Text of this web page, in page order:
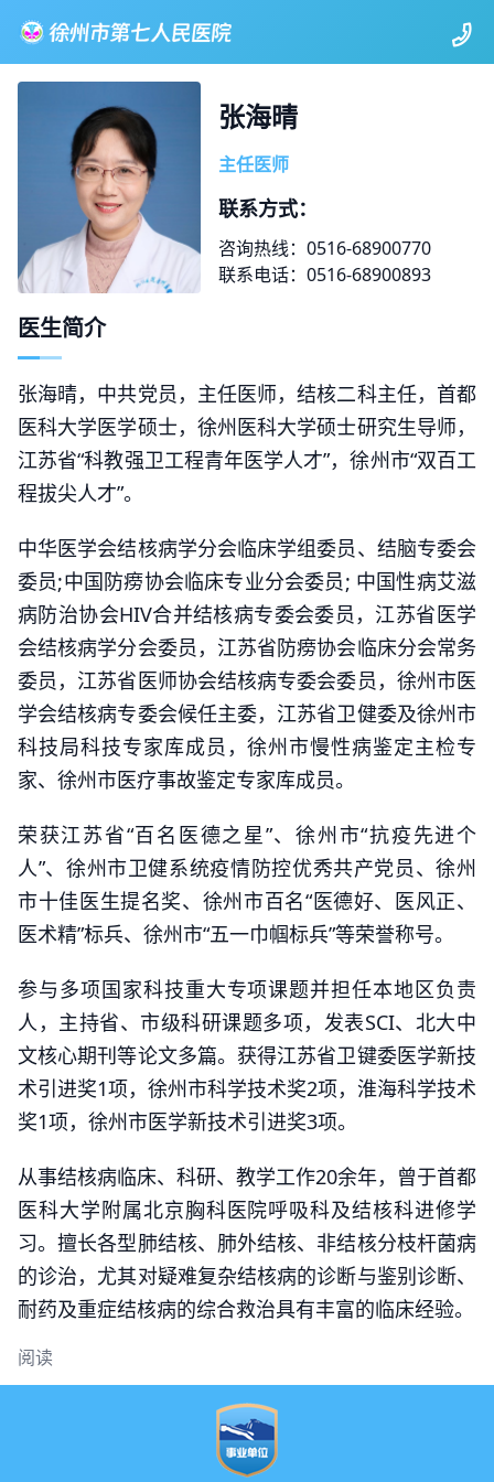
张海晴
主任医师
联系方式：
咨询热线：0516-68900770
联系电话：0516-68900893
医生简介
张海晴，中共党员，主任医师，结核二科主任，首都
医科大学医学硕士，徐州医科大学硕士研究生导师，
江苏省“科教强卫工程青年医学人才”，徐州市“双百工
程拔尖人才”。
中华医学会结核病学分会临床学组委员、结脑专委会
委员;中国防痨协会临床专业分会委员; 中国性病艾滋
病防治协会HIV合并结核病专委会委员，江苏省医学
会结核病学分会委员，江苏省防痨协会临床分会常务
委员，江苏省医师协会结核病专委会委员，徐州市医
学会结核病专委会候任主委，江苏省卫健委及徐州市
科技局科技专家库成员，徐州市慢性病鉴定主检专
家、徐州市医疗事故鉴定专家库成员。
荣获江苏省“百名医德之星”、徐州市“抗疫先进个
人”、徐州市卫健系统疫情防控优秀共产党员、徐州
市十佳医生提名奖、徐州市百名“医德好、医风正、
医术精”标兵、徐州市“五一巾帼标兵”等荣誉称号。
参与多项国家科技重大专项课题并担任本地区负责
人，主持省、市级科研课题多项，发表SCI、北大中
文核心期刊等论文多篇。获得江苏省卫键委医学新技
术引进奖1项，徐州市科学技术奖2项，淮海科学技术
奖1项，徐州市医学新技术引进奖3项。
从事结核病临床、科研、教学工作20余年，曾于首都
医科大学附属北京胸科医院呼吸科及结核科进修学
习。擅长各型肺结核、肺外结核、非结核分枝杆菌病
的诊治，尤其对疑难复杂结核病的诊断与鉴别诊断、
耐药及重症结核病的综合救治具有丰富的临床经验。
阅读